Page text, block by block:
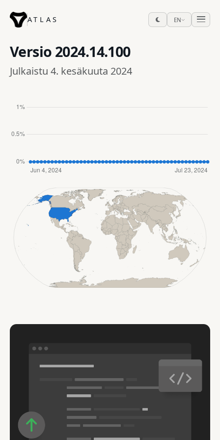
ATLAS EN
Versio 2024.14.100
Julkaistu 4. kesäkuuta 2024